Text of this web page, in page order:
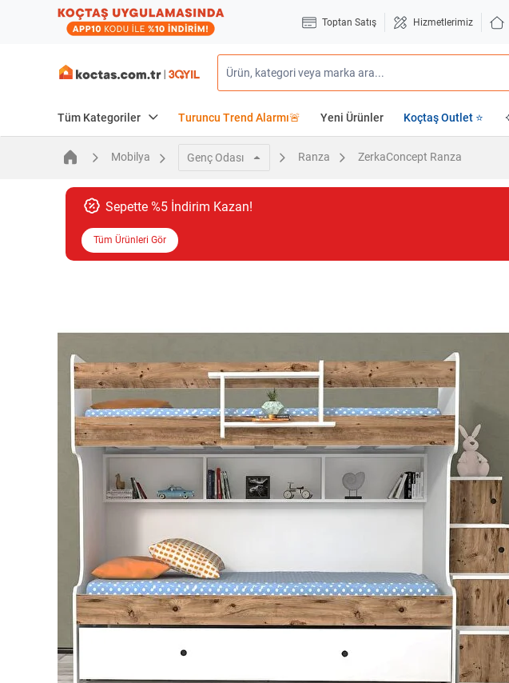
Toptan Satış Hizmetlerimiz
Tüm Kategoriler Turuncu Trend Alarmı🚨 Yeni Ürünler Koçtaş Outlet ⭐
Mobilya Genç Odası Ranza ZerkaConcept Ranza
Sepette %5 İndirim Kazan!
Tüm Ürünleri Gör